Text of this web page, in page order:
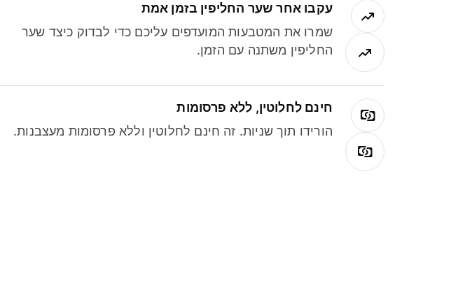
עקבו אחר שער החליפין בזמן אמת
שמרו את המטבעות המועדפים עליכם כדי לבדוק כיצד שער
החליפין משתנה עם הזמן.
חינם לחלוטין, ללא פרסומות
הורידו תוך שניות. זה חינם לחלוטין וללא פרסומות מעצבנות.